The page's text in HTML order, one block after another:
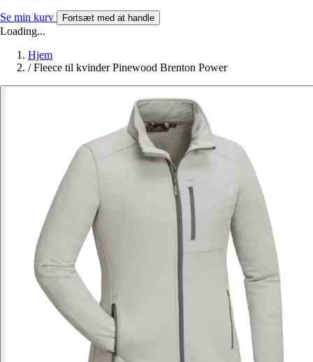
Se min kurv Fortsæt med at handle
Loading...
Hjem
/ Fleece til kvinder Pinewood Brenton Power